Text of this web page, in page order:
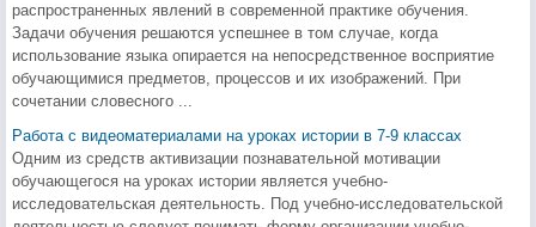
распространенных явлений в современной практике обучения.
Задачи обучения решаются успешнее в том случае, когда
использование языка опирается на непосредственное восприятие
обучающимися предметов, процессов и их изображений. При
сочетании словесного ...
Работа с видеоматериалами на уроках истории в 7-9 классах
Одним из средств активизации познавательной мотивации
обучающегося на уроках истории является учебно-
исследовательская деятельность. Под учебно-исследовательской